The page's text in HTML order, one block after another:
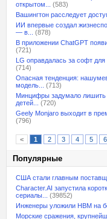
открытом...
(583)
Вашингтон расследует
ИИ впервые создал
— в...
(878)
В приложении ChatGPT
(721)
LG оправдалась за софт для
(714)
Опасная тенденция:
модель...
(713)
Минцифры задумало лишить
детей...
(720)
Geely Monjaro выходит в
(796)
< 1 2 3 4 5 6
Популярные
США стали главным
Character.AI запустила
сериалы...
(39852)
Инженеры уложили HBM на
Морские сражения,